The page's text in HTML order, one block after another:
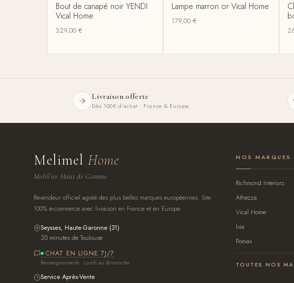
Bout de canapé noir YENDI
Vical Home
329,00€
Lampe marron or Vical Home
179,00€
Livraison offerte
Dès 100€ d'achat · France & Europe
MelimelHome
Mobilier Haut de Gamme
Revendeur officiel agréé des plus belles marques européennes. Site
100% e-commerce avec livraison en France et en Europe.
Seysses, Haute-Garonne (31)
20 minutes de Toulouse
CHAT EN LIGNE 7J/7
Renseignements · Lundi au dimanche
Service Après-Vente
NOS MARQUES
Richmond Interiors
Athezza
Vical Home
Ixia
Pomax
TOUTES NOS